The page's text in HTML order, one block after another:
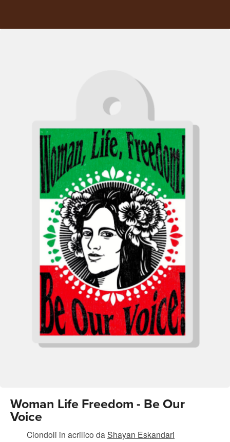
Woman Life Freedom - Be Our
Voice
Ciondoli in acrilico da Shayan Eskandari